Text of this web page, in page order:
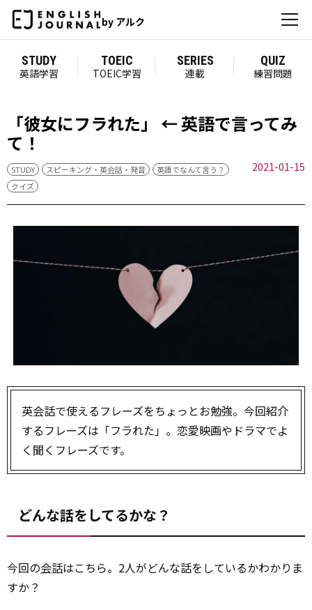
by アルク
STUDY
英語学習
TOEIC
TOEIC学習
SERIES
連載
QUIZ
練習問題
「彼女にフラれた」 ← 英語で言ってみ
て！
STUDY スピーキング・英会話・発音
英語でなんて言う？
クイズ
2021-01-15
英会話で使えるフレーズをちょっとお勉強。今回紹介
するフレーズは「フラれた」。恋愛映画やドラマでよ
く聞くフレーズです。
どんな話をしてるかな？
今回の会話はこちら。2人がどんな話をしているかわかりま
すか？